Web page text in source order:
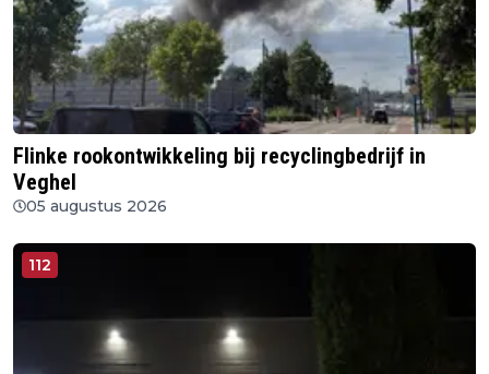
Flinke rookontwikkeling bij recyclingbedrijf in
Veghel
05 augustus 2026
112